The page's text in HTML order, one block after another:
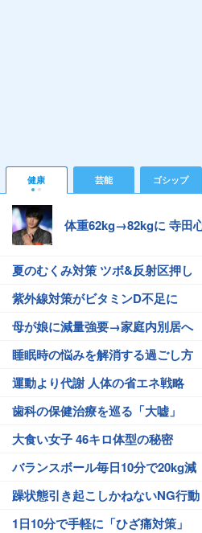
健康 芸能 ゴシップ
体重62kg→82kgに 寺田
夏のむくみ対策 ツボ&反射区押し
紫外線対策がビタミンD不足に
母が娘に減量強要→家庭内別居へ
睡眠時の悩みを解消する過ごし方
運動より代謝 人体の省エネ戦略
歯科の保健治療を巡る「大嘘」
大食い女子 46キロ体型の秘密
バランスボール毎日10分で20kg減
躁状態引き起こしかねないNG行動
1日10分で手軽に「ひざ痛対策」